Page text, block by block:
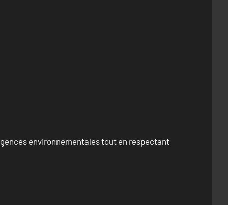
environnementales tout en respectant